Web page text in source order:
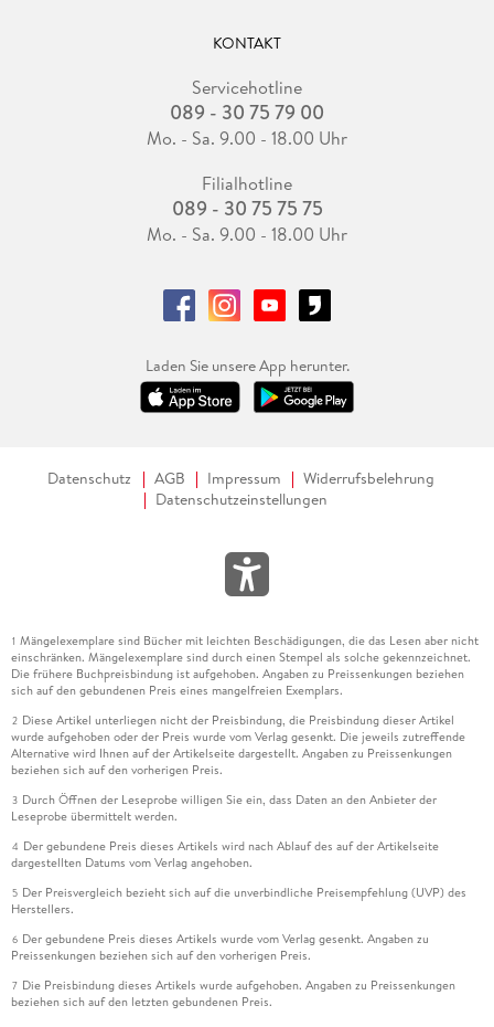
KONTAKT
Servicehotline
089 - 30 75 79 00
Mo. - Sa. 9.00 - 18.00 Uhr
Filialhotline
089 - 30 75 75 75
Mo. - Sa. 9.00 - 18.00 Uhr
Laden Sie unsere App herunter.
Datenschutz AGB Impressum
Widerrufsbelehrung
Datenschutzeinstellungen
1 Mängelexemplare sind Bücher mit leichten Beschädigungen, die das Lesen aber nicht
einschränken. Mängelexemplare sind durch einen Stempel als solche gekennzeichnet.
Die frühere Buchpreisbindung ist aufgehoben. Angaben zu Preissenkungen beziehen
sich auf den gebundenen Preis eines mangelfreien Exemplars.
2 Diese Artikel unterliegen nicht der Preisbindung, die Preisbindung dieser Artikel
wurde aufgehoben oder der Preis wurde vom Verlag gesenkt. Die jeweils zutreffende
Alternative wird Ihnen auf der Artikelseite dargestellt. Angaben zu Preissenkungen
beziehen sich auf den vorherigen Preis.
3 Durch Öffnen der Leseprobe willigen Sie ein, dass Daten an den Anbieter der
Leseprobe übermittelt werden.
4 Der gebundene Preis dieses Artikels wird nach Ablauf des auf der Artikelseite
dargestellten Datums vom Verlag angehoben.
5 Der Preisvergleich bezieht sich auf die unverbindliche Preisempfehlung (UVP) des
Herstellers.
6 Der gebundene Preis dieses Artikels wurde vom Verlag gesenkt. Angaben zu
Preissenkungen beziehen sich auf den vorherigen Preis.
7 Die Preisbindung dieses Artikels wurde aufgehoben. Angaben zu Preissenkungen
beziehen sich auf den letzten gebundenen Preis.